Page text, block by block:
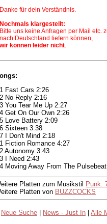
Danke für dein Verständnis.
Nochmals klargestellt:
Bitte uns keine Anfragen per Mail etc.
nach Deutschland liefern können,
wir können leider nicht.
Fast Cars 2:26
No Reply 2:16
You Tear Me Up 2:27
Get On Our Own 2:26
Love Battery 2:09
Sixteen 3:38
I Don't Mind 2:18
Fiction Romance 4:27
Autonomy 3:43
I Need 2:43
Moving Away From The
Platten zum Musikstil
Punk:
Platten von BUZZCOCKS
Neue Suche News - Just In Alle